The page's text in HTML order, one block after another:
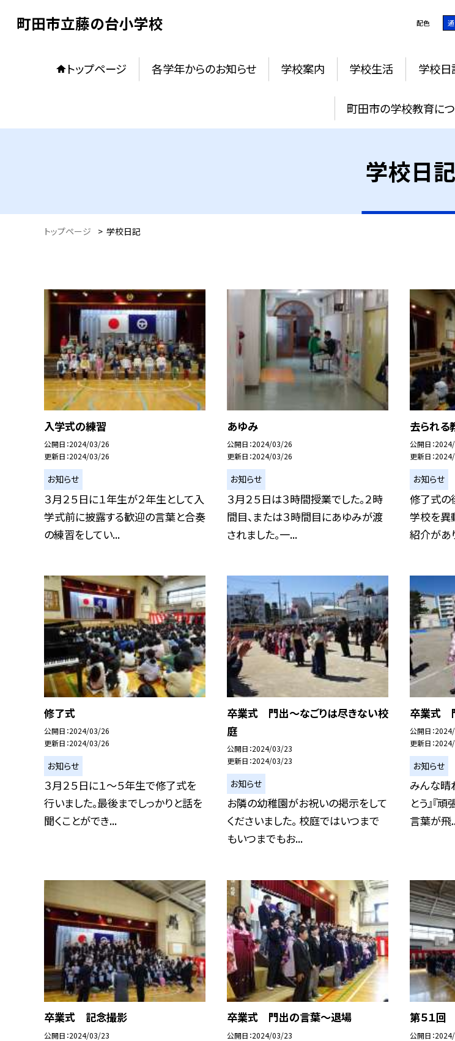
町田市立藤の台小学校 配色
トップページ 各学年からのお知らせ 学校案内 学校生活 学校日
町田市の学校教育に
学校日記
トップページ > 学校日記
入学式の練習
公開日 2024/03/26
更新日 2024/03/26
お知らせ
３月２５日に１年生が２年生として入
学式前に披露する歓迎の言葉と合奏
の練習をしてい...
あゆみ
公開日 2024/03/26
更新日 2024/03/26
お知らせ
３月２５日は３時間授業でした。２時
間目、または３時間目にあゆみが渡
されました。一...
去られる
公開日
更新日
お知らせ
修了式の
学校を異
紹介があ
修了式
公開日 2024/03/26
更新日 2024/03/26
お知らせ
３月２５日に１〜５年生で修了式を
行いました。最後までしっかりと話を
聞くことができ...
卒業式 門出〜なごりは尽きない校
庭
公開日 2024/03/23
更新日 2024/03/23
お知らせ
お隣の幼稚園がお祝いの掲示をして
くださいました。 校庭ではいつまで
もいつまでもお...
卒業式
公開日
更新日
お知らせ
みんな晴
とう』『
言葉が飛
卒業式 記念撮影
公開日 2024/03/23
卒業式 門出の言葉〜退場
公開日 2024/03/23
第５１
公開日